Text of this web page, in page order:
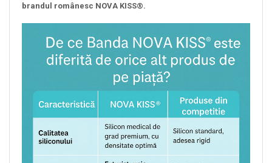
brandul românesc NOVA KISS®.